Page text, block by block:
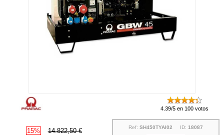
4.39/5 en 100 votos
15% 14.822,50 € Ref: SH450TYAI02 ID: 18087